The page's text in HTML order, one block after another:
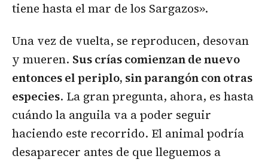
tiene hasta el mar de los Sargazos».
Una vez de vuelta, se reproducen, desovan
y mueren. Sus crías comienzan de nuevo
entonces el periplo, sin parangón con otras
especies. La gran pregunta, ahora, es hasta
cuándo la anguila va a poder seguir
haciendo este recorrido. El animal podría
desaparecer antes de que lleguemos a